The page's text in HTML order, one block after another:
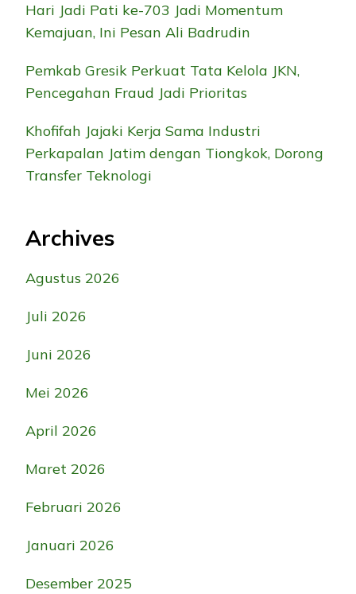
Hari Jadi Pati ke-703 Jadi Momentum
Kemajuan, Ini Pesan Ali Badrudin
Pemkab Gresik Perkuat Tata Kelola JKN,
Pencegahan Fraud Jadi Prioritas
Khofifah Jajaki Kerja Sama Industri
Perkapalan Jatim dengan Tiongkok, Dorong
Transfer Teknologi
Archives
Agustus 2026
Juli 2026
Juni 2026
Mei 2026
April 2026
Maret 2026
Februari 2026
Januari 2026
Desember 2025